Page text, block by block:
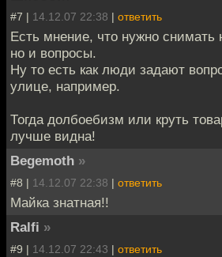
#7 | 14.12.07 22:38 | ответить
Есть мнение, что нужно снимать
но и вопросы.
Ну то есть как люди задают
улице, например.
Тогда долбоебизм или круть
лучше видна!
Begemoth »
#8 | 14.12.07 22:38 | ответить
Майка знатная!!
Ralfi »
#9 | 14.12.07 22:43 | ответить